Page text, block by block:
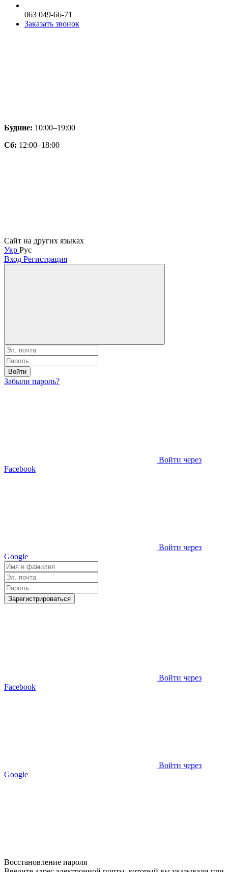
063 049-66-71
Заказать звонок
Будние: 10:00–19:00
Сб: 12:00–18:00
Сайт на других языках
Укр Рус
Вход Регистрация
Войти
Забыли пароль?
Войти через
Facebook
Войти через
Google
Зарегистрироваться
Войти через
Facebook
Войти через
Google
Восстановление пароля